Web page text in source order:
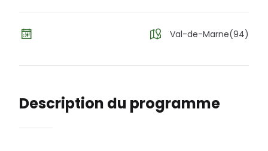
Val-de-Marne(94)
Description du programme